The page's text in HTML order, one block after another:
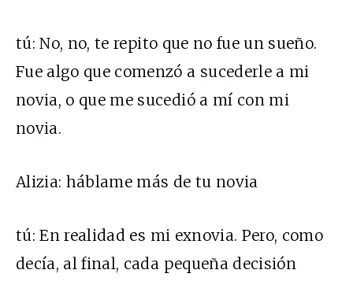
tú:No, no, te repito que no fue un sueño.
Fue algo que comenzó a sucederle a mi
novia, o que me sucedió a mí con mi
novia.
Alizia: háblame más de tu novia
tú:En realidad es mi exnovia. Pero, como
decía, al final, cada pequeña decisión